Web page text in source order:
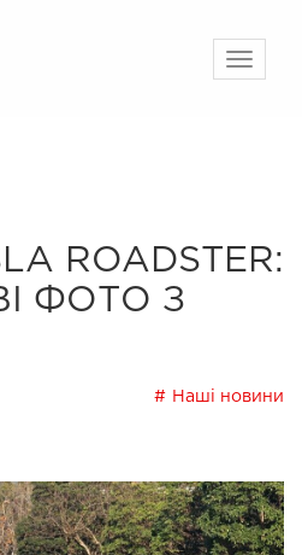
ROADSTER:
ФОТО З
Наші новини
Next